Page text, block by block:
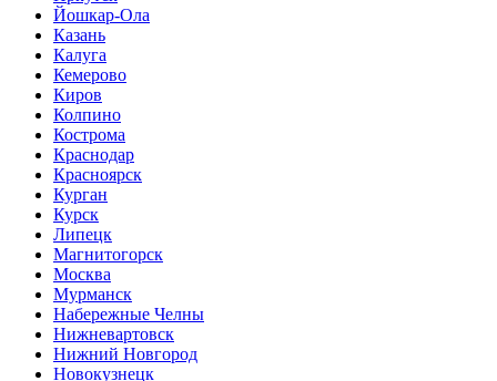
Йошкар-Ола
Казань
Калуга
Кемерово
Киров
Колпино
Кострома
Краснодар
Красноярск
Курган
Курск
Липецк
Магнитогорск
Москва
Мурманск
Набережные Челны
Нижневартовск
Нижний Новгород
Новокузнецк